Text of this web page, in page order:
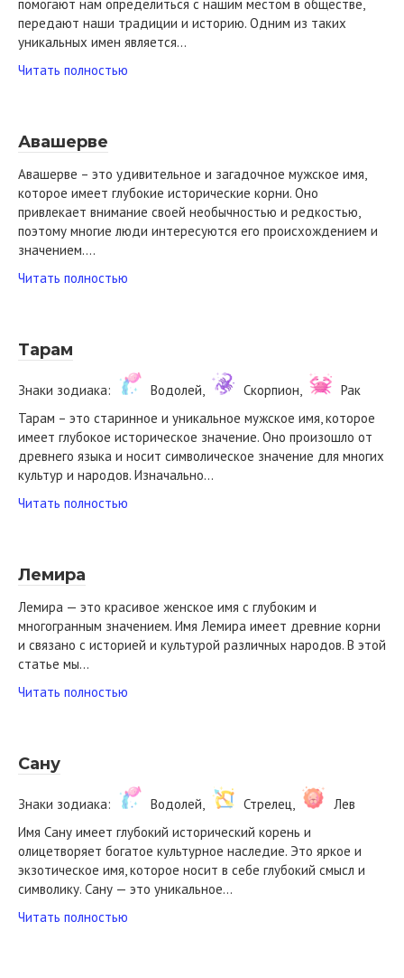
помогают нам определиться с нашим местом в обществе,
передают наши традиции и историю. Одним из таких
уникальных имен является…
Читать полностью
Авашерве
Авашерве – это удивительное и загадочное мужское имя,
которое имеет глубокие исторические корни. Оно
привлекает внимание своей необычностью и редкостью,
поэтому многие люди интересуются его происхождением и
значением….
Читать полностью
Тарам
Знаки зодиака: Водолей, Скорпион,
Рак
Тарам – это старинное и уникальное мужское имя, которое
имеет глубокое историческое значение. Оно произошло от
древнего языка и носит символическое значение для многих
культур и народов. Изначально…
Читать полностью
Лемира
Лемира — это красивое женское имя с глубоким и
многогранным значением. Имя Лемира имеет древние корни
и связано с историей и культурой различных народов. В этой
статье мы…
Читать полностью
Сану
Знаки зодиака: Водолей, Стрелец,
Лев
Имя Сану имеет глубокий исторический корень и
олицетворяет богатое культурное наследие. Это яркое и
экзотическое имя, которое носит в себе глубокий смысл и
символику. Сану — это уникальное…
Читать полностью